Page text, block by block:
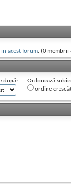
în acest forum. (0 membrii
după:
Ordonează
ordine